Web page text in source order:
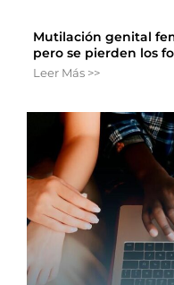
Mutilación genital
pero se pierden los
Leer Más >>